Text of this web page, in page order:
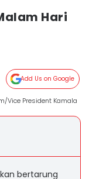
Hari
Add Us on Google
Vice President Kamala
bertarung